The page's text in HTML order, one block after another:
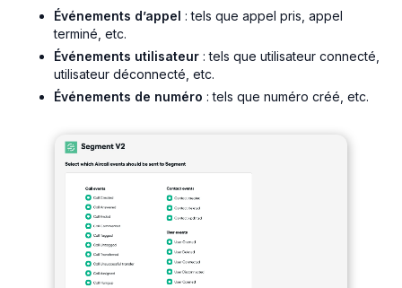
Événements d’appel : tels que appel pris appel
terminé , etc.
Événements utilisateur : tels que utilisateur connecté
utilisateur déconnecté , etc.
Événements de numéro : tels que numéro créé , etc.